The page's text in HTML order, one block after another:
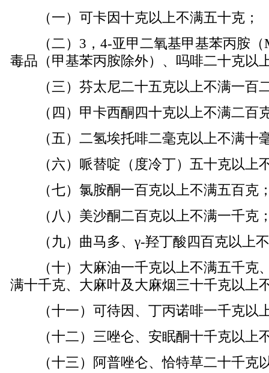
（一）可卡因十克以上不满五十克；
（二）3，4-亚甲二氧基甲基苯丙胺（
毒品（甲基苯丙胺除外）、吗啡二十克以
（三）芬太尼二十五克以上不满一百
（四）甲卡西酮四十克以上不满二百
（五）二氢埃托啡二毫克以上不满十
（六）哌替啶（度冷丁）五十克以上
（七）氯胺酮一百克以上不满五百克
（八）美沙酮二百克以上不满一千克
（九）曲马多、γ-羟丁酸四百克以上
（十）大麻油一千克以上不满五千克
满十千克、大麻叶及大麻烟三十千克以上
（十一）可待因、丁丙诺啡一千克以
（十二）三唑仑、安眠酮十千克以上
（十三）阿普唑仑、恰特草二十千克